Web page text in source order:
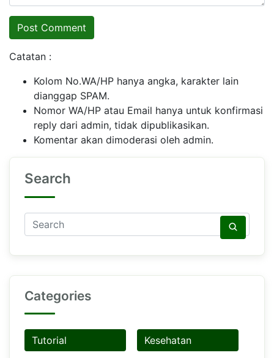
Catatan :
Kolom No.WA/HP hanya angka, karakter lain
dianggap SPAM.
Nomor WA/HP atau Email hanya untuk konfirmasi
reply dari admin, tidak dipublikasikan.
Komentar akan dimoderasi oleh admin.
Search
Categories
Tutorial Kesehatan